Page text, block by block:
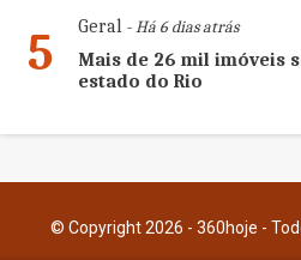
5 Geral- Há 6 dias atrás
Mais de 26 mil imóveis
estado do Rio
© Copyright 2026 - 360hoje -